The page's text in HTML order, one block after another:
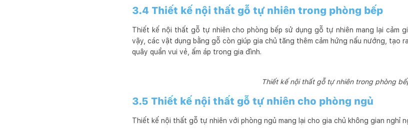
3.4 Thiết kế nội thất gỗ tự nhiên trong phòng bếp
Thiết kế nội thất gỗ tự nhiên cho phòng bếp sử dụng gỗ tự nhiên mang lại cảm
vậy, các vật dụng bằng gỗ còn giúp gia chủ tăng thêm cảm hứng nấu nướng, tạo
quây quần vui vẻ, ấm áp trong gia đình.
Thiết kế nội thất gỗ tự nhiên trong phòng
3.5 Thiết kế nội thất gỗ tự nhiên cho phòng ngủ
Thiết kế nội thất gỗ tự nhiên với phòng ngủ mang lại cho gia chủ không gian nghỉ